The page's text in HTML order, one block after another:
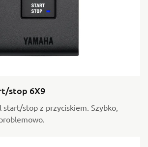
stop 6X9
start/stop z przyciskiem. Szybko,